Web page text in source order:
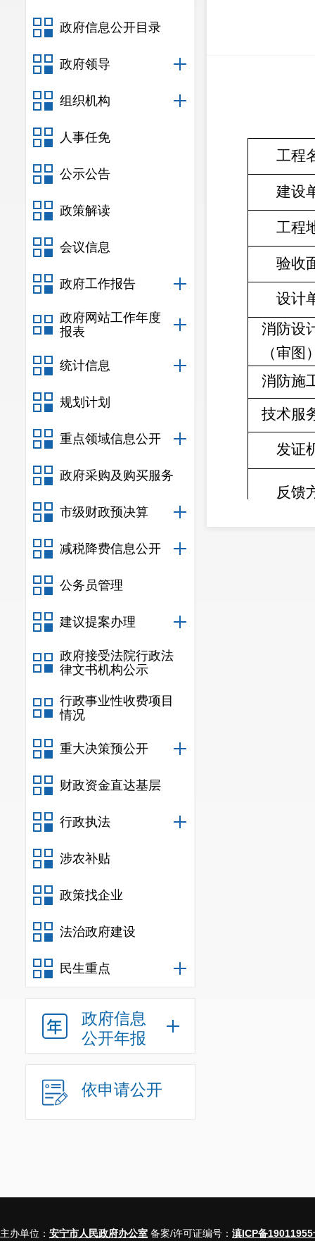
政府信息公开目录
政府领导
组织机构
人事任免
公示公告
政策解读
会议信息
政府工作报告
政府网站工作年度
报表
统计信息
规划计划
重点领域信息公开
政府采购及购买服务
市级财政预决算
减税降费信息公开
公务员管理
建议提案办理
政府接受法院行政法
律文书机构公示
行政事业性收费项目
情况
重大决策预公开
财政资金直达基层
行政执法
涉农补贴
政策找企业
法治政府建设
民生重点
政府信息
公开年报
依申请公开
工程
建设
工程
验收
设计
消防设
（审图
消防施
技术服
发证
反馈
备
主办单位： 安宁市人民政府办公室 备案/许可证编号： 滇ICP备